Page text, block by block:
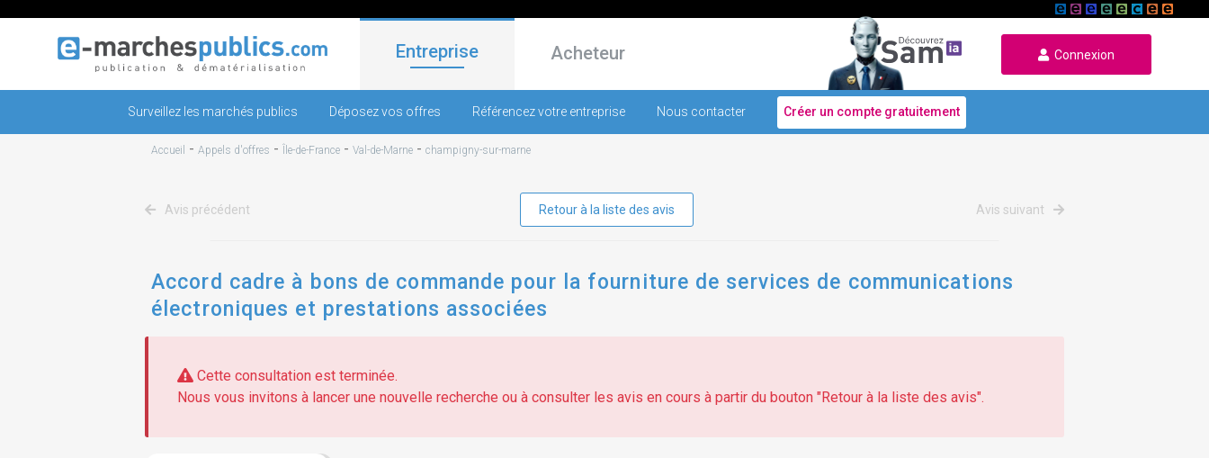
Entreprise Acheteur Connexion
Surveillez les marchés publics Déposez vos offres Référencez votre entreprise Nous contacter Créer un compte gratuitement
Accueil - Appels d'offres - Île-de-France - Val-de-Marne - champigny-sur-marne
Avis précédent Retour à la liste des avis Avis suivant
Accord cadre à bons de commande pour la fourniture de services de communications
électroniques et prestations associées
Cette consultation est terminée.
Nous vous invitons à lancer une nouvelle recherche ou à consulter les avis en cours à partir du bouton "Retour à la liste des avis".